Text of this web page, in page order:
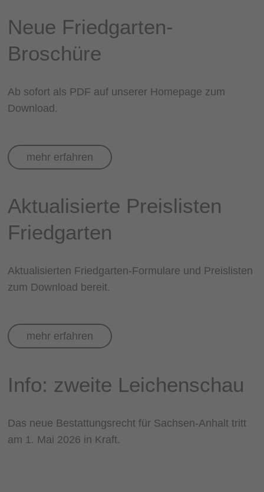
Neue Friedgarten-
Broschüre
Ab sofort als PDF auf unserer Homepage zum
Download.
mehr erfahren
Aktualisierte Preislisten
Friedgarten
Aktualisierten Friedgarten-Formulare und Preislisten
zum Download bereit.
mehr erfahren
Info: zweite Leichenschau
Das neue Bestattungsrecht für Sachsen-Anhalt tritt
am 1. Mai 2026 in Kraft.